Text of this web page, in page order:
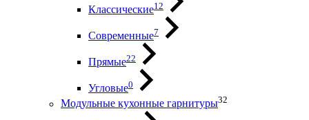
Классические12
Современные7
Прямые22
Угловые0
Модульные кухонные гарнитуры32